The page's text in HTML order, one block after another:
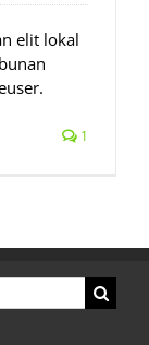
elit lokal
1